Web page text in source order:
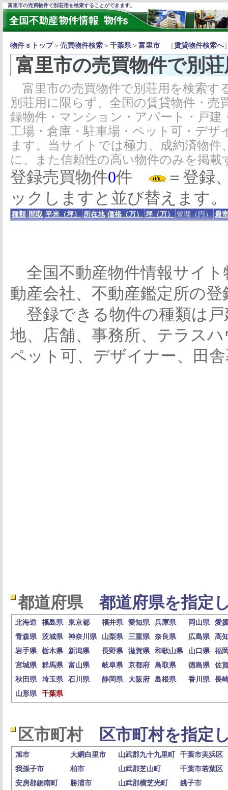
富里市の売買物件で別荘用を検索することができます。
物件ｓトップ＞ 売買物件検索 ＞ 千葉県＞ 富里市 ［賃貸物件検索へ
富里市の売買物件で別
富里市の売買物件で別荘用を検索す
別荘用に限らず、全国の賃貸物件・売
録物件・マンション・アパート・戸
工場・倉庫・駐車場・ペット可・デ
ます。当サイトでは極力、成約済物
に、また信頼性の高い物件のみを掲
登録売買物件0件
＝登録
ックしますと並び替えます。
種類 間取 平米（坪） 所在地 価格（万） 坪（万） 管理（円） 最
全国不動産物件情報サイト
動産会社、不動産鑑定所の
登録できる物件の種類は
地、店舗、事務所、テラス
ペット可、デザイナー、田
都道府県 都道府県を指定
北海道 福島県 東京都 福井県 愛知県 兵庫県 岡山県
愛
青森県
茨城県 神奈川県 山梨県 三重県 奈良県 広島県
高
岩手県
栃木県 新潟県 長野県 滋賀県 和歌山県 山口県
福
宮城県
群馬県 富山県 岐阜県 京都府 鳥取県 徳島県
佐
秋田県
埼玉県 石川県 静岡県 大阪府 島根県 香川県
長
山形県
千葉県
区市町村 区市町村を指定
旭市 大網白里市 山武郡九十九里町
千葉市美浜区
我孫子市
柏市 山武郡芝山町
千葉市若葉区
安房郡鋸南町
勝浦市 山武郡横芝光町
銚子市